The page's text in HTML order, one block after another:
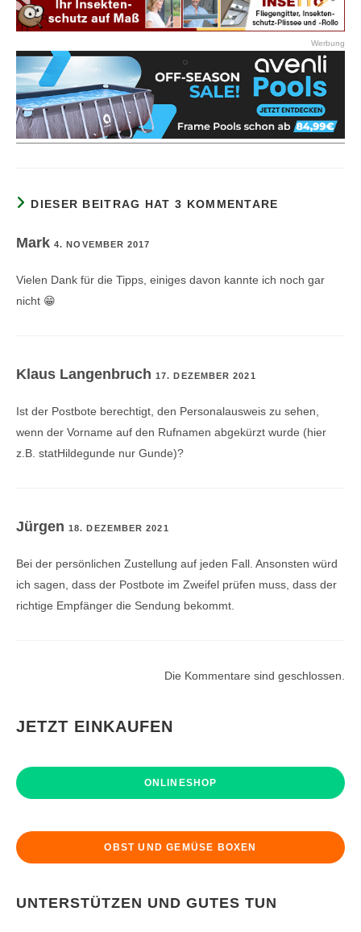
Werbung
DIESER BEITRAG HAT 3 KOMMENTARE
Mark 4. NOVEMBER 2017
Vielen Dank für die Tipps, einiges davon kannte ich noch gar
nicht 😁
Klaus Langenbruch 17. DEZEMBER 2021
Ist der Postbote berechtigt, den Personalausweis zu sehen,
wenn der Vorname auf den Rufnamen abgekürzt wurde (hier
z.B. statHildegunde nur Gunde)?
Jürgen 18. DEZEMBER 2021
Bei der persönlichen Zustellung auf jeden Fall. Ansonsten würd
ich sagen, dass der Postbote im Zweifel prüfen muss, dass der
richtige Empfänger die Sendung bekommt.
Die Kommentare sind geschlossen.
JETZT EINKAUFEN
ONLINESHOP
OBST UND GEMÜSE BOXEN
UNTERSTÜTZEN UND GUTES TUN